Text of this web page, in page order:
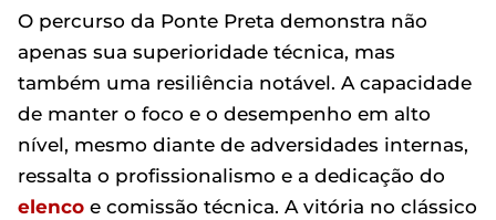
O percurso da Ponte Preta demonstra não
apenas sua superioridade técnica, mas
também uma resiliência notável. A capacidade
de manter o foco e o desempenho em alto
nível, mesmo diante de adversidades internas,
ressalta o profissionalismo e a dedicação do
elenco e comissão técnica. A vitória no clássico